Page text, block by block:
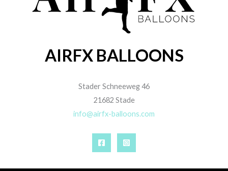
AIRFX BALLOONS
Stader Schneeweg 46
21682 Stade
info@airfx-balloons.com